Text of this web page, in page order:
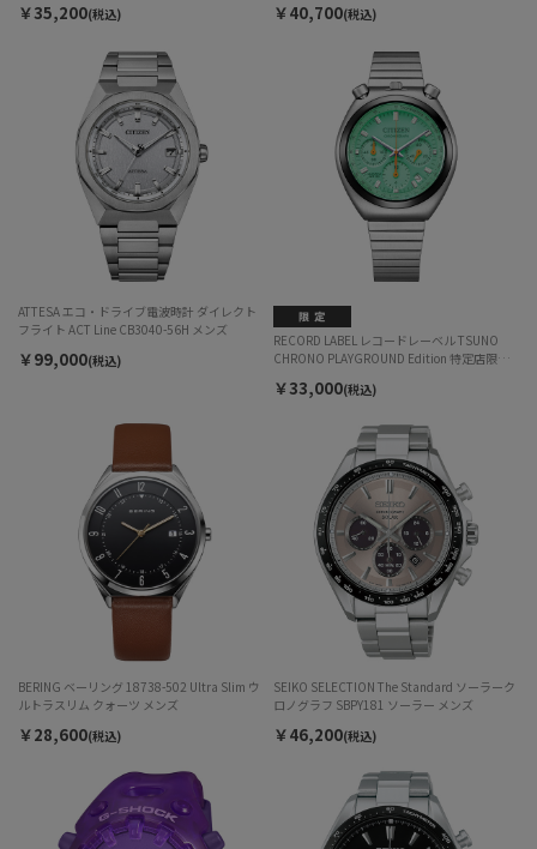
￥35,200(税込) ￥40,700(税込)
ATTESA エコ・ドライブ電波時計 ダイレクト
フライト ACT Line CB3040-56H メンズ
￥99,000(税込)
RECORD LABEL レコードレーベル TSUNO
CHRONO PLAYGROUND Edition 特定店限定
￥33,000(税込)
BERING ベーリング 18738-502 Ultra Slim ウ
ルトラスリム クォーツ メンズ
￥28,600(税込)
SEIKO SELECTION The Standard ソーラーク
ロノグラフ SBPY181 ソーラー メンズ
￥46,200(税込)